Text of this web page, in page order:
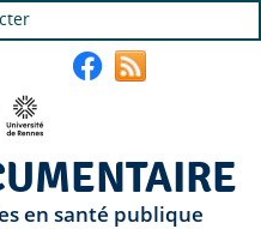
en santé publique